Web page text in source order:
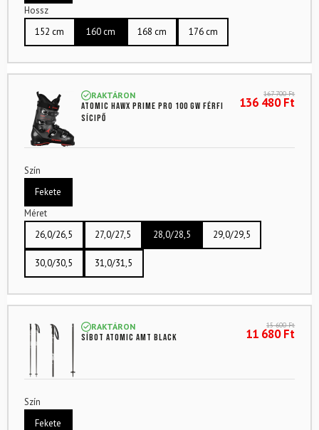
Hossz
152 cm
160 cm 168 cm 176 cm
RAKTÁRON
ATOMIC Hawx Prime Pro 100 GW férfi
sícipő
167 700Ft
136 480Ft
Szín
Fekete
Méret
26,0/26,5
27,0/27,5 28,0/28,5 29,0/29,5
30,0/30,5 31,0/31,5
RAKTÁRON
Síbot ATOMIC Amt Black
15 600Ft
11 680Ft
Szín
Fekete